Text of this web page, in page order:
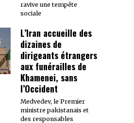
ravive une tempête
sociale
L’Iran accueille des
dizaines de
dirigeants étrangers
aux funérailles de
Khamenei, sans
l’Occident
Medvedev, le Premier
ministre pakistanais et
des responsables